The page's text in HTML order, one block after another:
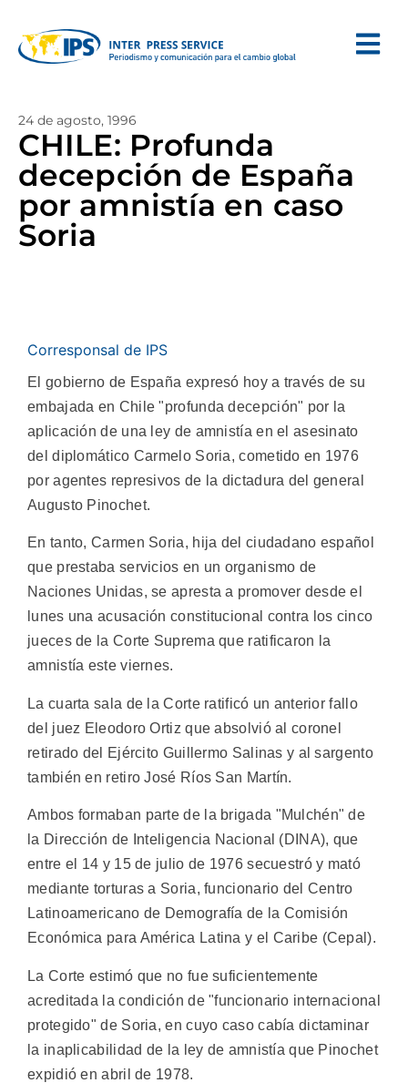
24 de agosto, 1996
CHILE: Profunda
decepción de España
por amnistía en caso
Soria
Corresponsal de IPS
El gobierno de España expresó hoy a través de su
embajada en Chile "profunda decepción" por la
aplicación de una ley de amnistía en el asesinato
del diplomático Carmelo Soria, cometido en 1976
por agentes represivos de la dictadura del general
Augusto Pinochet.
En tanto, Carmen Soria, hija del ciudadano español
que prestaba servicios en un organismo de
Naciones Unidas, se apresta a promover desde el
lunes una acusación constitucional contra los cinco
jueces de la Corte Suprema que ratificaron la
amnistía este viernes.
La cuarta sala de la Corte ratificó un anterior fallo
del juez Eleodoro Ortiz que absolvió al coronel
retirado del Ejército Guillermo Salinas y al sargento
también en retiro José Ríos San Martín.
Ambos formaban parte de la brigada "Mulchén" de
la Dirección de Inteligencia Nacional (DINA), que
entre el 14 y 15 de julio de 1976 secuestró y mató
mediante torturas a Soria, funcionario del Centro
Latinoamericano de Demografía de la Comisión
Económica para América Latina y el Caribe (Cepal).
La Corte estimó que no fue suficientemente
acreditada la condición de "funcionario internacional
protegido" de Soria, en cuyo caso cabía dictaminar
la inaplicabilidad de la ley de amnistía que Pinochet
expidió en abril de 1978.